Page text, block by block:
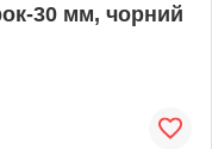
30 мм, чорний